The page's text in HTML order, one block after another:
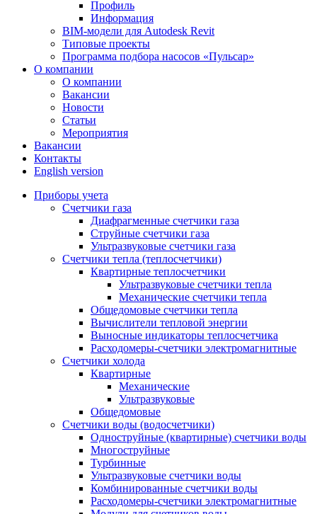
Профиль
Информация
BIM-модели для Autodesk Revit
Типовые проекты
Программа подбора насосов «Пульсар»
О компании
О компании
Вакансии
Новости
Статьи
Мероприятия
Вакансии
Контакты
English version
Приборы учета
Счетчики газа
Диафрагменные счетчики газа
Струйные счетчики газа
Ультразвуковые счетчики газа
Счетчики тепла (теплосчетчики)
Квартирные теплосчетчики
Ультразвуковые счетчики тепла
Механические счетчики тепла
Общедомовые счетчики тепла
Вычислители тепловой энергии
Выносные индикаторы теплосчетчика
Расходомеры-счетчики электромагнитные
Счетчики холода
Квартирные
Механические
Ультразвуковые
Общедомовые
Счетчики воды (водосчетчики)
Одноструйные (квартирные) счетчики воды
Многоструйные
Турбинные
Ультразвуковые счетчики воды
Комбинированные счетчики воды
Расходомеры-счетчики электромагнитные